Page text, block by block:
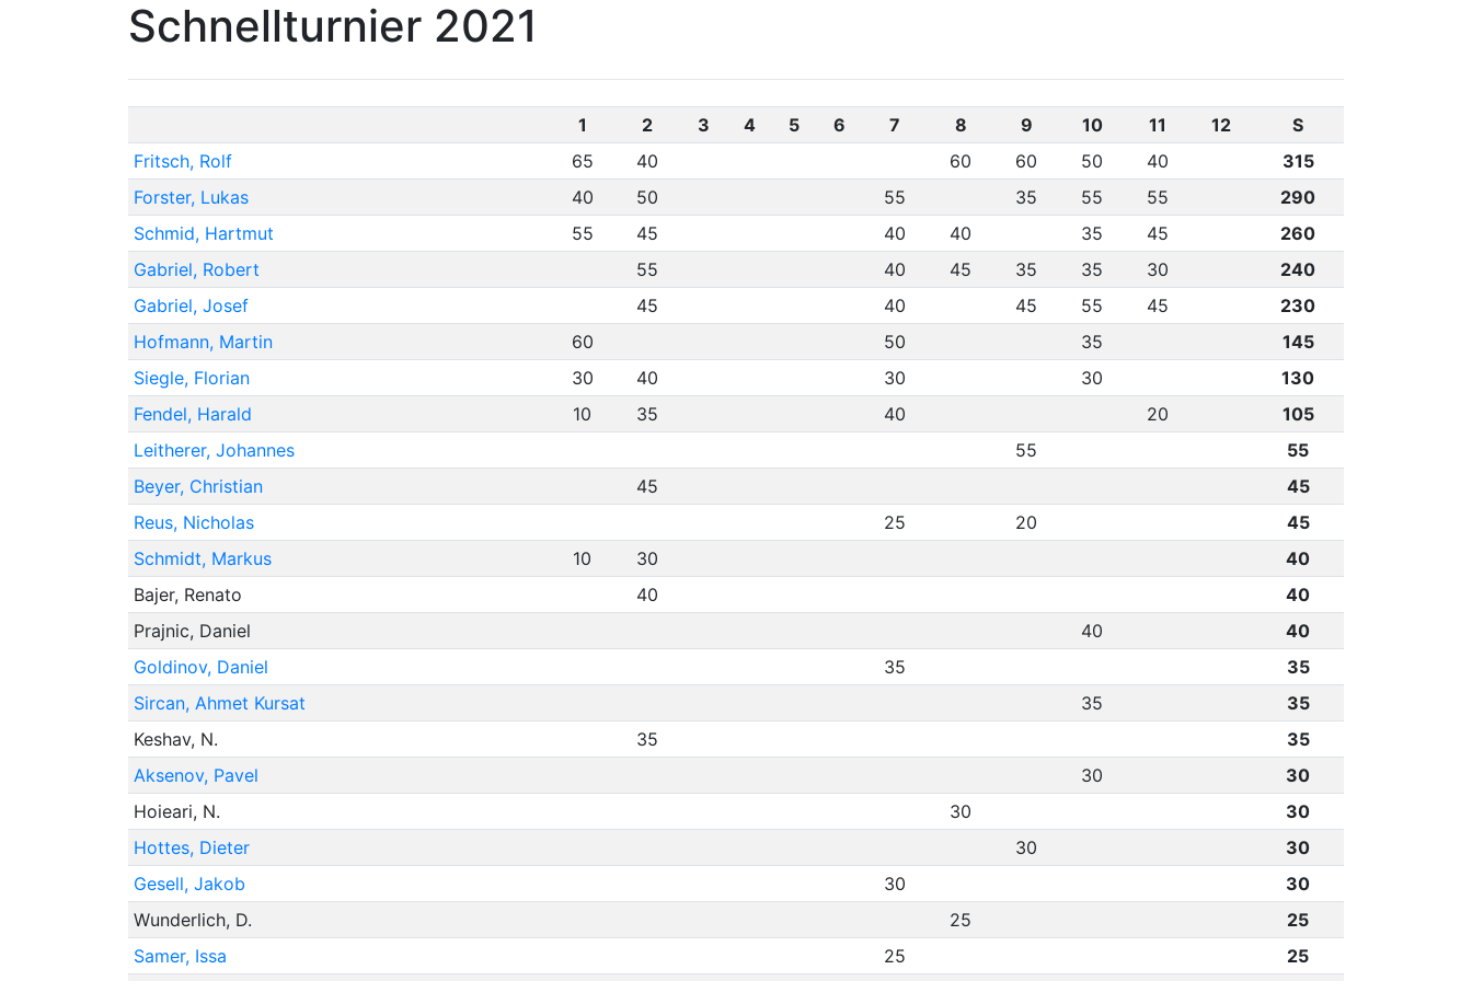
Schnellturnier 2021
1 2 3 4 5 6 7 8 9 10 11 12
S
Fritsch, Rolf
65 40 60 60 50 40
315
Forster, Lukas
40 50 55 35 55 55
290
Schmid, Hartmut
55 45 40 40 35 45
260
Gabriel, Robert
55 40 45 35 35 30
240
Gabriel, Josef
45 40 45 55 45
230
Hofmann, Martin
60 50 35
145
Siegle, Florian
30 40 30 30
130
Fendel, Harald
10 35 40 20
105
Leitherer, Johannes
55
55
Beyer, Christian
45
45
Reus, Nicholas
25 20
45
Schmidt, Markus
10 30
40
Bajer, Renato
40
40
Prajnic, Daniel
40
40
Goldinov, Daniel
35
35
Sircan, Ahmet Kursat
35
35
Keshav, N.
35
35
Aksenov, Pavel
30
30
Hoieari, N.
30
30
Hottes, Dieter
30
30
Gesell, Jakob
30
30
Wunderlich, D.
25
25
Samer, Issa
25 25